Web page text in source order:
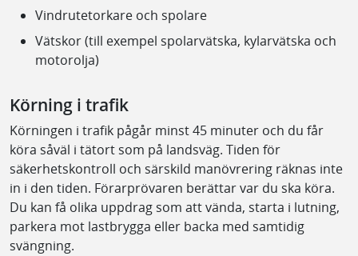
Vindrutetorkare och spolare
Vätskor (till exempel spolarvätska, kylarvätska och
motorolja)
Körning i trafik
Körningen i trafik pågår minst 45 minuter och du får
köra såväl i tätort som på landsväg. Tiden för
säkerhetskontroll och särskild manövrering räknas inte
in i den tiden. Förarprövaren berättar var du ska köra.
Du kan få olika uppdrag som att vända, starta i lutning,
parkera mot lastbrygga eller backa med samtidig
svängning.